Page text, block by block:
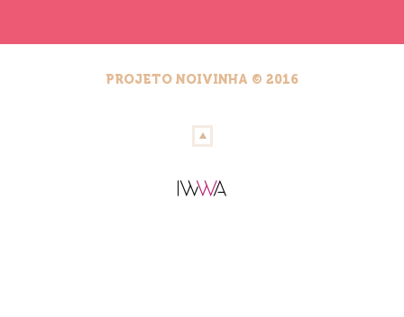
PROJETO NOIVINHA © 2016